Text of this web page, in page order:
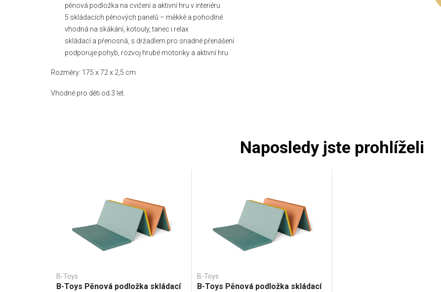
pěnová podložka na cvičení a aktivní hru v interiéru
5 skládacích pěnových panelů – měkké a pohodlné
vhodná na skákání, kotouly, tanec i relax
skládací a přenosná, s držadlem pro snadné přenášení
podporuje pohyb, rozvoj hrubé motoriky a aktivní hru
Rozměry: 175 x 72 x 2,5 cm
Vhodné pro děti od 3 let.
Naposledy jste prohlíželi
B-Toys
B-Toys Pěnová podložka skládací
B-Toys
B-Toys Pěnová podložka skládací